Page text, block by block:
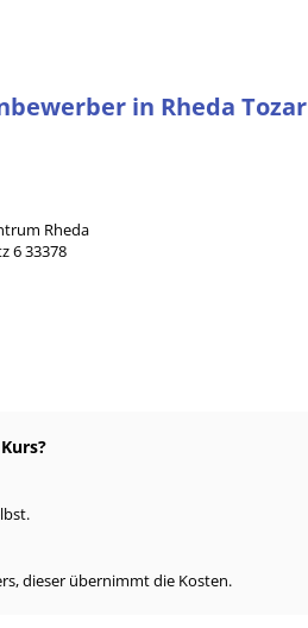
in Rheda Tozar
Rheda
6 33378
dieser übernimmt die Kosten.